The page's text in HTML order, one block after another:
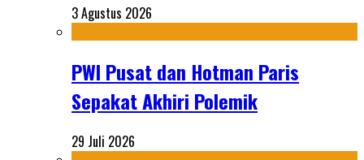
3 Agustus 2026
PWI Pusat dan Hotman Paris
Sepakat Akhiri Polemik
29 Juli 2026